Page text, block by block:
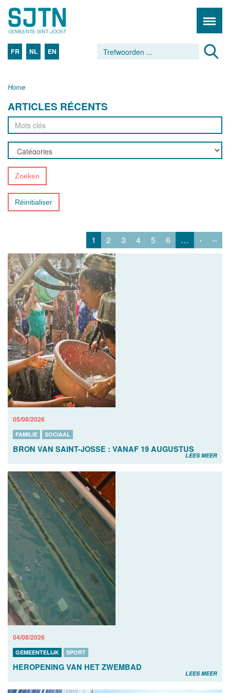
FR NL EN
Home
ARTICLES RÉCENTS
Zoeken
Réinitialiser
1 2 3 4 5 6 … › ››
05/08/2026
FAMILIE SOCIAAL
BRON VAN SAINT-JOSSE : VANAF 19 AUGUSTUS
LEES MEER
04/08/2026
GEMEENTELIJK SPORT
HEROPENING VAN HET ZWEMBAD
LEES MEER